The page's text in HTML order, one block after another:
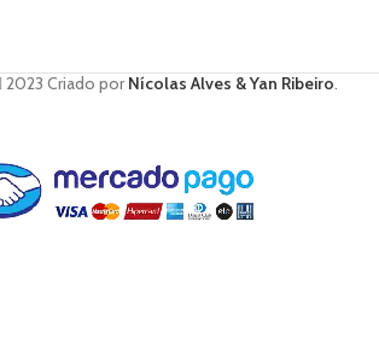
2023 Criado porNícolas Alves & Yan Ribeiro.